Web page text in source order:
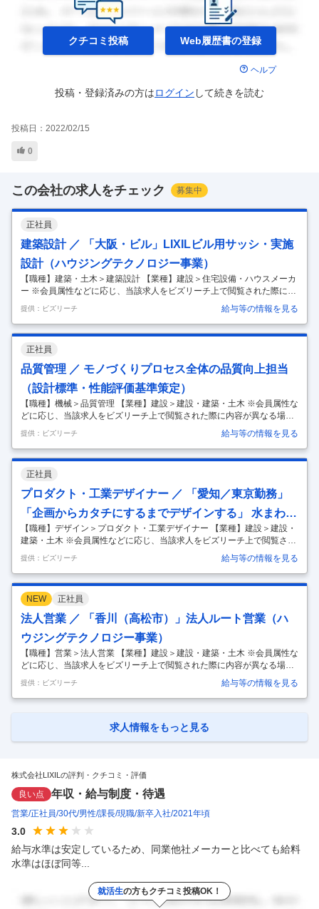
クチコミ投稿 Web履歴書の登録
ヘルプ
投稿・登録済みの方はログイン して続きを読む
投稿日： 2022/02/15
0
この会社の求人をチェック 募集中
正社員
建築設計 ／ 「大阪・ビル」LIXILビル用サッシ・実施
設計（ハウジングテクノロジー事業）
【職種】建築・土木＞建築設計 【業種】建設＞住宅設備・ハウスメーカ
ー ※会員属性などに応じ、当該求人をビズリーチ上で閲覧された際に内
容が異なる場合があります 「世界中の誰もが願う、豊かで快適な住まい
の実現」 LIXILは日本のものづくりの伝統を礎に、世界をリードする技
術やイノベーションで、 日々の暮らしの課題を解決する高品質な製品を
グローバルに提供しています。 今回はハウジングテクノロジー事業で下
記の新たなメンバーを募集します。 ”地図に残る超高層ビル、タワーマ
ンションから中低層マンション、店舗用建物、工場まで様々な建築やリ
フォーム物件のビル用サッシやカーテンウォールの実施設計職” ■職務概
要…
提供：ビズリーチ 給与等の情報を見る
正社員
品質管理 ／ モノづくりプロセス全体の品質向上担当
（設計標準・性能評価基準策定）
【職種】機械＞品質管理 【業種】建設＞建設・建築・土木 ※会員属性な
どに応じ、当該求人をビズリーチ上で閲覧された際に内容が異なる場合
があります 【ミッション】 ・市場で発生する製品不具合の根本原因を徹
底的に究明し、設計標準や再発防止に向けた性能・信憑性評価の策定、
改善をリードします。 ・LIXILの品質を支える重要なミッションを推進
する標準推進グループの一員として、組織全体の品質向上、品質技術の
全社導入に向けたリードを牽引します。 【入社後携わる担当業務詳細】
入社後は、標準推進グループの一員として、トイレ、水栓、浴室などの
多岐にわたる水まわり製品のモノづくりプロセス(企画⇒設計⇒検証⇒品
質評…
提供：ビズリーチ 給与等の情報を見る
正社員
プロダクト・工業デザイナー ／ 「愛知／東京勤務」
「企画からカタチにするまでデザインする」 水まわり
製品のプロダクトデザイナー／週2～3回リモート勤務
【職種】デザイン＞プロダクト・工業デザイナー 【業種】建設＞建設・
建築・土木 ※会員属性などに応じ、当該求人をビズリーチ上で閲覧され
た際に内容が異なる場合があります 私たちが求めているのは、世界の
人々の生活をより快適に、そして美しく変えていきたいという情熱を持
ったプロダクトデザイナーです。 ■ミッション ・LIXILのデザイン部門
は、グローバルに展開するLIXILブランドのデザイン戦略を担っていま
す。 ・生活者視点に立ち、革新的な技術と創造性を融合させ、世界中の
人々の生活を豊かにする、魅力的な製品を生み出すことを目指していま
す。 ・多様性と個性を尊重し、自由な発想を奨励するオープンな雰囲気
です…
提供：ビズリーチ 給与等の情報を見る
NEW 正社員
法人営業 ／ 「香川（高松市）」法人ルート営業（ハ
ウジングテクノロジー事業）
【職種】営業＞法人営業 【業種】建設＞建設・建築・土木 ※会員属性な
どに応じ、当該求人をビズリーチ上で閲覧された際に内容が異なる場合
があります 「世界中の誰もが願う、豊かで快適な住まいの実現」 LIXIL
は日本のものづくりの伝統を礎に、世界をリードする技術やイノベーシ
ョンで、日々の暮らしの課題を解決する高品質な製品をグローバルに提
募集します。 ■職務概要 当社の営業職として、窓や玄関ドア、エクステ
提供：ビズリーチ 給与等の情報を見る
求人情報をもっと見る
株式会社LIXILの評判・クチコミ・評価
良い点 年収・給与制度・待遇
営業 正社員 30代 男性 課長 現職 新卒入社 2021年頃
3.0
給与水準は安定しているため、同業他社メーカーと比べても給料
水準はほぼ同等...
就活生の方もクチコミ投稿OK！